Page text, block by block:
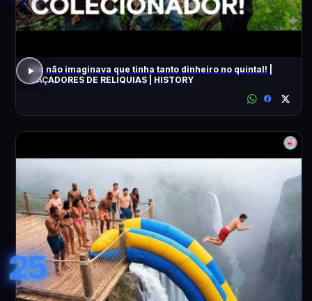
Ele não imaginava que tinha tanto dinheiro no quintal! |
CAÇADORES DE RELÍQUIAS | HISTORY
25